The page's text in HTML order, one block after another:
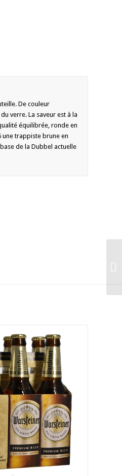
De couleur
verre. La saveur est à la
équilibrée, ronde en
une trappiste brune en
de la Dubbel actuelle